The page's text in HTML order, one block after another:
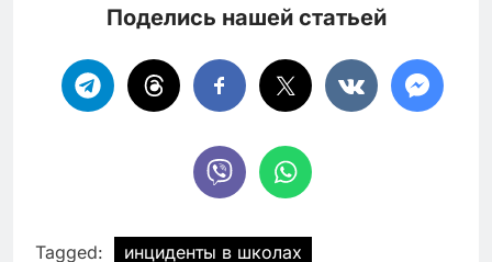
Поделись нашей статьей
Tagged: инциденты в школах